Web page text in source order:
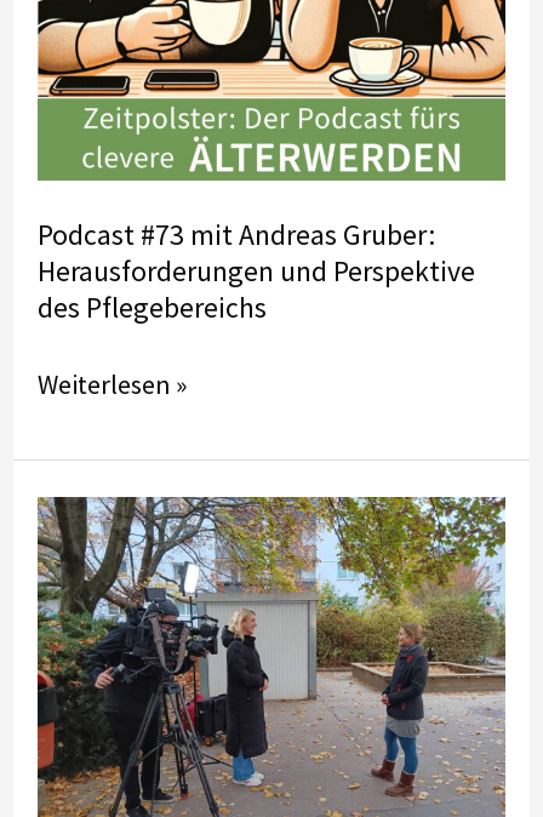
Podcast #73 mit Andreas Gruber:
Herausforderungen und Perspektive
des Pflegebereichs
Podcast
mit
Andreas
Gruber:
Herausforderungen
und
Perspektive
des
Pflegebereichs
Weiterlesen »